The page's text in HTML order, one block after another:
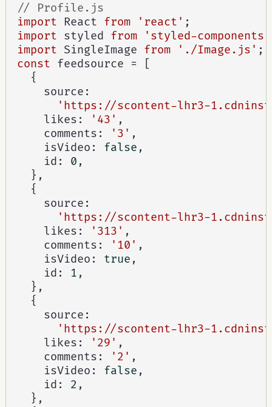
// Profile.js
import React from 'react' ;
import styled from 'styled-components'
import SingleImage from './Image.js' ;
const feedsource =
[
{
    source
:
'https://scontent-lhr3-
    likes
: '43' ,
    comments
: '3' ,
    isVideo
: false ,
    id
: 0 ,
} ,
{
    source
:
'https://scontent-lhr3-
    likes
: '313' ,
    comments
: '10' ,
    isVideo
: true ,
    id
: 1 ,
} ,
{
    source
:
'https://scontent-lhr3-
    likes
: '29' ,
    comments
: '2' ,
    isVideo
: false ,
    id
: 2 ,
} ,